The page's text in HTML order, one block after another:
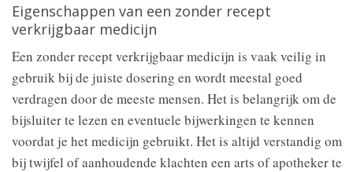
Eigenschappen van een zonder recept
verkrijgbaar medicijn
Een zonder recept verkrijgbaar medicijn is vaak veilig in
gebruik bij de juiste dosering en wordt meestal goed
verdragen door de meeste mensen. Het is belangrijk om de
bijsluiter te lezen en eventuele bijwerkingen te kennen
voordat je het medicijn gebruikt. Het is altijd verstandig om
bij twijfel of aanhoudende klachten een arts of apotheker te